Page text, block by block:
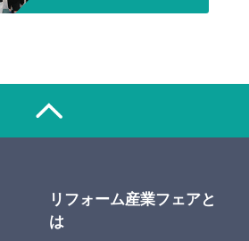
リフォーム産業フェアと
は